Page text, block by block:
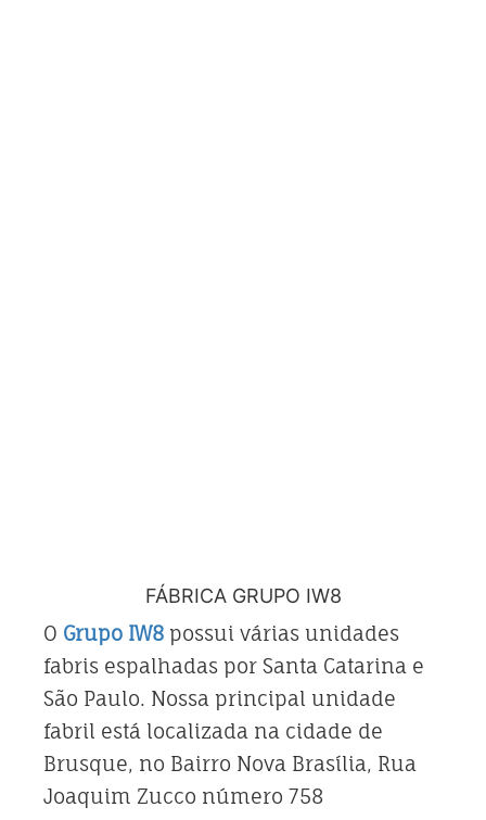
FÁBRICA GRUPO IW8
O Grupo IW8 possui várias unidades
fabris espalhadas por Santa Catarina e
São Paulo. Nossa principal unidade
fabril está localizada na cidade de
Brusque, no Bairro Nova Brasília, Rua
Joaquim Zucco número 758